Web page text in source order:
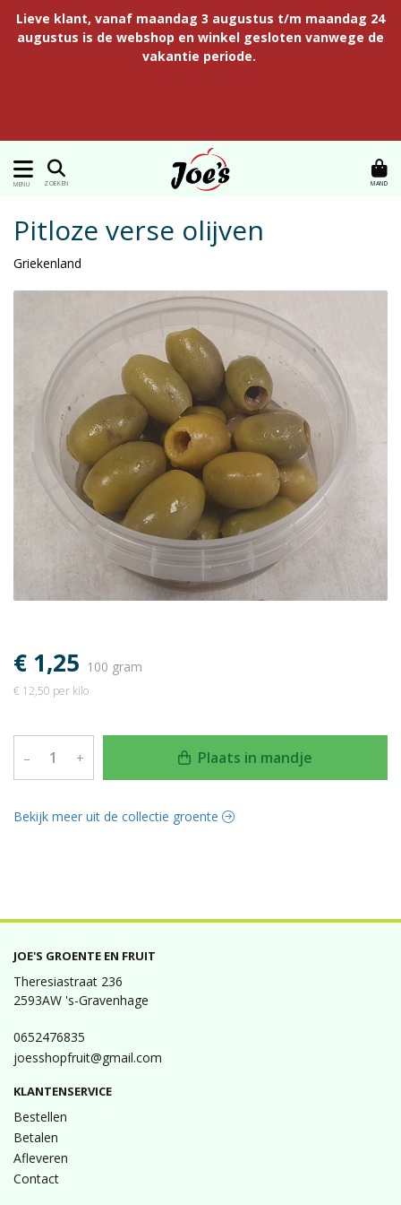
Lieve klant, vanaf maandag 3 augustus t/m maandag 24
augustus is de webshop en winkel gesloten vanwege de
vakantie periode.
MENU ZOEKEN MAND
Pitloze verse olijven
Griekenland
€ 1,25 100 gram
€ 12,50 per kilo
– + Plaats in mandje
Bekijk meer uit de collectie groente
JOE'S GROENTE EN FRUIT
Theresiastraat 236
2593AW 's-Gravenhage
0652476835
joesshopfruit@gmail.com
KLANTENSERVICE
Bestellen
Betalen
Afleveren
Contact